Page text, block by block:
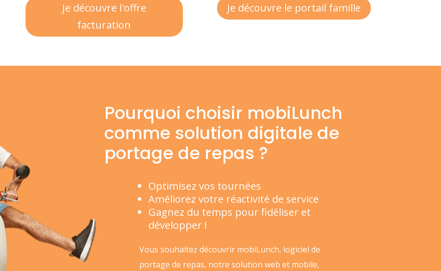
Je découvre l'offre
facturation
Je découvre le portail famille
Pourquoi choisir mobiLunch
comme solution digitale de
portage de repas ?
Optimisez vos tournées
Améliorez votre réactivité de service
Gagnez du temps pour fidéliser et
développer !
Vous souhaitez découvrir mobiLunch, logiciel de
portage de repas, notre solution web et mobile,